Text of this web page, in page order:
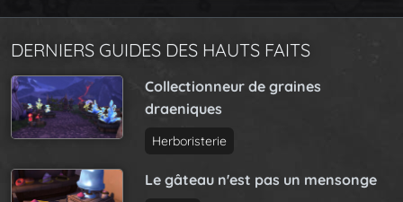
DERNIERS GUIDES DES HAUTS FAITS
Collectionneur de graines
draeniques
Herboristerie
Le gâteau n'est pas un mensonge